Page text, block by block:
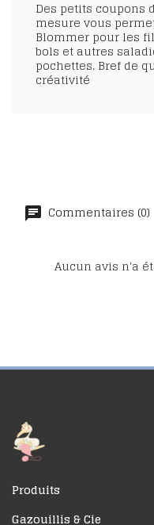
Des petits coupons
mesure vous
Blommer pour les
bols et autres
pochettes. Bref de
créativité
Commentaires (0)
Aucun avis n'a
Produits
Gazouillis & Cie